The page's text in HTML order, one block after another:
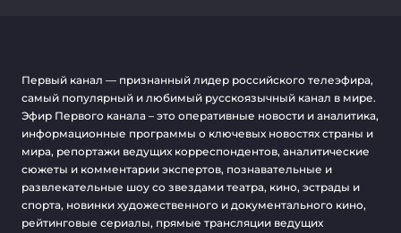
Первый канал — признанный лидер российского телеэфира,
самый популярный и любимый русскоязычный канал в мире.
Эфир Первого канала – это оперативные новости и аналитика,
информационные программы о ключевых новостях страны и
мира, репортажи ведущих корреспондентов, аналитические
сюжеты и комментарии экспертов, познавательные и
развлекательные шоу со звездами театра, кино, эстрады и
спорта, новинки художественного и документального кино,
рейтинговые сериалы, прямые трансляции ведущих